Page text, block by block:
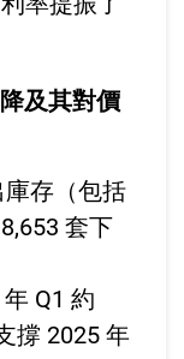
及其對價
存（包括
套下
Q1 約
撐 2025 年